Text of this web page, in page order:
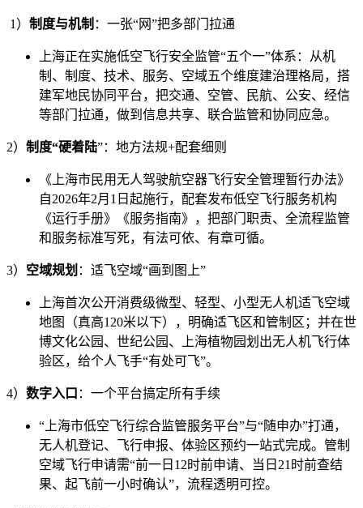
1） 制度与机制 ：一张“网”把多部门拉通
上海正在实施低空飞行安全监管“五个一”体系：从机
制、制度、技术、服务、空域五个维度建治理格局，搭
建军地民协同平台，把交通、空管、民航、公安、经信
等部门拉通，做到信息共享、联合监管和协同应急。
2） 制度“硬着陆”：地方法规+配套细则
《上海市民用无人驾驶航空器飞行安全管理暂行办法》
自2026年2月1日起施行，配套发布低空飞行服务机构
《运行手册》《服务指南》，把部门职责、全流程监管
和服务标准写死，有法可依、有章可循。
3） 空域规划 ：适飞空域“画到图上”
上海首次公开消费级微型、轻型、小型无人机适飞空域
地图（真高120米以下），明确适飞区和管制区；并在世
博文化公园、世纪公园、上海植物园划出无人机飞行体
验区，给个人飞手“有处可飞”。
4） 数字入口 ：一个平台搞定所有手续
“上海市低空飞行综合监管服务平台”与“随申办”打通，
无人机登记、飞行申报、体验区预约一站式完成。管制
空域飞行申请需“前一日12时前申请、当日21时前查结
果、起飞前一小时确认”，流程透明可控。